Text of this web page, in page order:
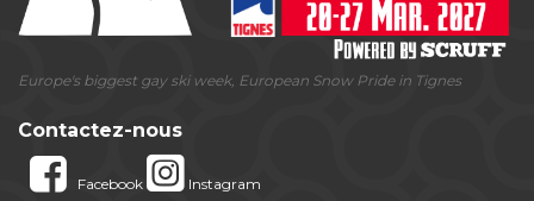
Europe's biggest gay ski week, European Snow Pride in Tignes
Contactez-nous
Facebook Instagram